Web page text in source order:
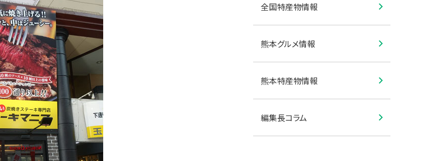
全国特産物情報
熊本グルメ情報
熊本特産物情報
編集長コラム